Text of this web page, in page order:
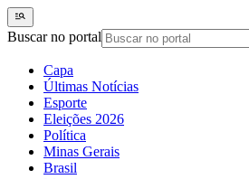
Buscar no portal
Capa
Últimas Notícias
Esporte
Eleições 2026
Política
Minas Gerais
Brasil